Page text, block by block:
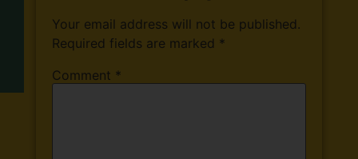
Your email address will not be published.
Required fields are marked *
Comment *